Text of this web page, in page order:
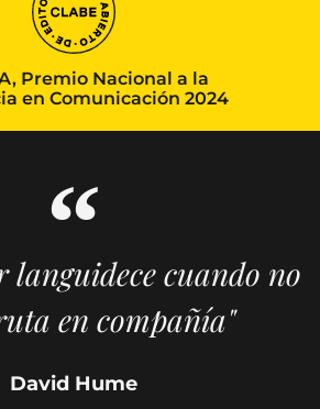
Premio Nacional a la
en Comunicación 2024
languidece cuando no
en compañía"
David Hume